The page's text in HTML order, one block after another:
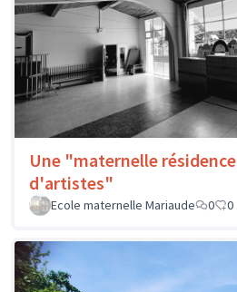
Une "maternelle résidence
d'artistes"
Ecole maternelle Mariaude
0 0